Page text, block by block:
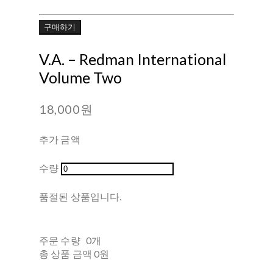
구매하기
V.A. ‎– Redman International
Volume Two
18,000원
추가 금액
수량
품절된 상품입니다.
주문 수량 0개
총 상품 금액 0원